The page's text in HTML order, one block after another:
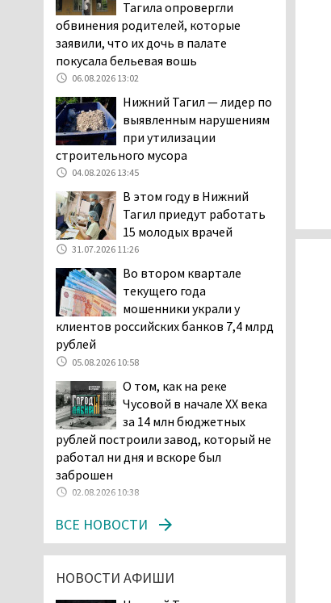
Александра Чумарина
Самат Хазипов в очередной раз
попал на скамью подсудимых
05.08.2026 15:28
Госдумы Ильтякова,
назвавшего незамужних
женщин неполноценными людьми, а
неженатых мужчин — инвалидами,
проверит прокуратура (ВИДЕО)
05.08.2026 14:40
На водоёмах
Свердловской области с
начала купального сезона
погиб 21 человек
05.08.2026 14:05
Нижний Тагил на три дня
станет мировой
короткометражного кино
05.08.2026 13:20
Мэрия раскрыла имя
главной звезды Дня
города в Нижнем Тагиле
05.08.2026 11:26
В Нижнем Тагиле
Виталия Говорухина
05.08.2026 11:10
текущего года
Тагила опровергли
обвинения родителей, которые
заявили, что их дочь в палате
покусала бельевая вошь
06.08.2026 13:02
Нижний Тагил — лидер по
выявленным нарушениям
при утилизации
строительного мусора
04.08.2026 13:45
В этом году в Нижний
Тагил приедут работать
15 молодых врачей
31.07.2026 11:26
Во втором квартале
текущего года
мошенники украли у
клиентов российских банков 7,4 млрд
рублей
05.08.2026 10:58
О том, как на реке
Чусовой в начале XX века
за 14 млн бюджетных
рублей построили завод, который не
работал ни дня и вскоре был
заброшен
02.08.2026 10:38
ВСЕ НОВОСТИ
НОВОСТИ АФИШИ